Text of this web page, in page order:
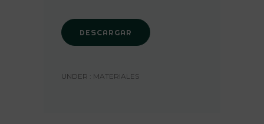
DESCARGAR
UNDER : MATERIALES